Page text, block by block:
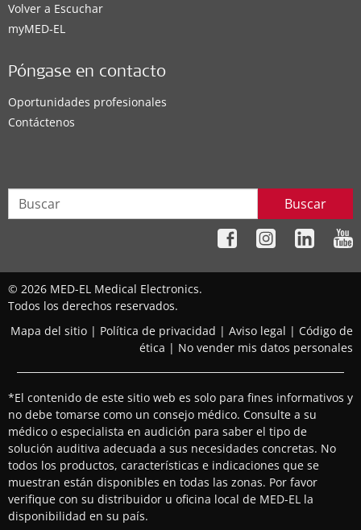
Volver a Escuchar
myMED‑EL
Póngase en contacto
Oportunidades profesionales
Contáctenos
Buscar
© 2026 MED-EL Medical Electronics.
Todos los derechos reservados.
Mapa del sitio | Política de privacidad | Aviso legal | Código de
ética | No vender mis datos personales
*El contenido de este sitio web es solo para fines informativos y
no debe tomarse como un consejo médico. Consulte a su
médico o especialista en audición para saber el tipo de
solución auditiva adecuada a sus necesidades concretas. No
todos los productos, características e indicaciones que se
muestran están disponibles en todas las zonas. Por favor
verifique con su distribuidor u oficina local de MED-EL la
disponibilidad en su país.